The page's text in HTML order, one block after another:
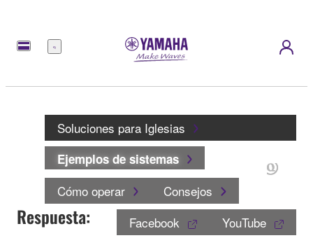
Menú
Soluciones para Iglesias
Ejemplos de sistemas
Cómo operar
Consejos
YouTube
Facebook
Respuesta: